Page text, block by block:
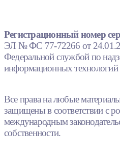
Регистрационный номер
ЭЛ № ФС 77-72266 от
Федеральной службой по
информационных
Все права на любые
защищены в соответствии с
международным
собственности.